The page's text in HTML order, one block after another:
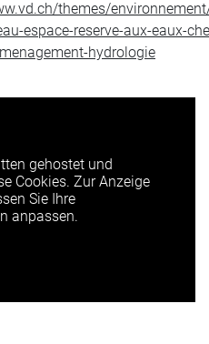
themes/
espace-reserve-aux-eaux-
hydrologie
gehostet und
Cookies. Zur Anzeige
Sie Ihre
anpassen.